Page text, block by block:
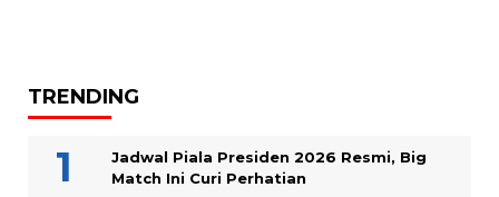
TRENDING
Jadwal Piala Presiden 2026 Resmi, Big
Match Ini Curi Perhatian